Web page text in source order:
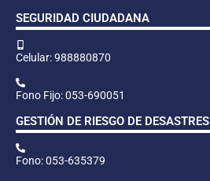
SEGURIDAD CIUDADANA
Celular: 988880870
Fono Fijo: 053-690051
GESTIÓN DE RIESGO DE DESASTRES
Fono: 053-635379